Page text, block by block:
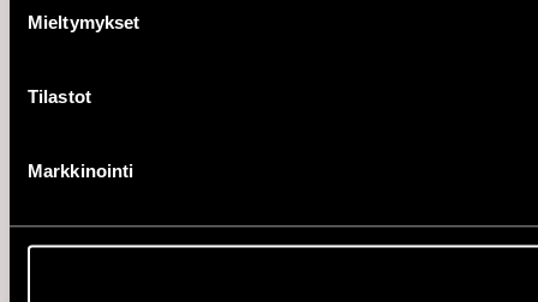
Mieltymykset
Tilastot
Markkinointi